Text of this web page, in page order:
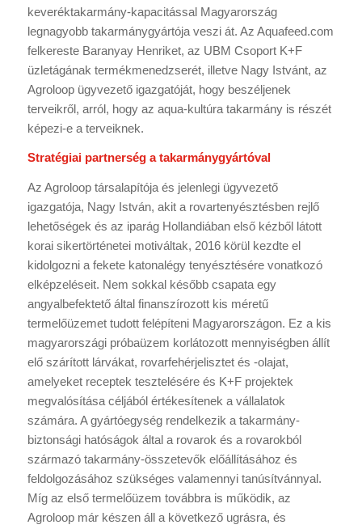
keveréktakarmány-kapacitással Magyarország
legnagyobb takarmánygyártója veszi át. Az Aquafeed.com
felkereste Baranyay Henriket, az UBM Csoport K+F
üzletágának termékmenedzserét, illetve Nagy Istvánt, az
Agroloop ügyvezető igazgatóját, hogy beszéljenek
terveikről, arról, hogy az aqua-kultúra takarmány is részét
képezi-e a terveiknek.
Stratégiai partnerség a takarmánygyártóval
Az Agroloop társalapítója és jelenlegi ügyvezető
igazgatója, Nagy István, akit a rovartenyésztésben rejlő
lehetőségek és az iparág Hollandiában első kézből látott
korai sikertörténetei motiváltak, 2016 körül kezdte el
kidolgozni a fekete katonalégy tenyésztésére vonatkozó
elképzeléseit. Nem sokkal később csapata egy
angyalbefektető által finanszírozott kis méretű
termelőüzemet tudott felépíteni Magyarországon. Ez a kis
magyarországi próbaüzem korlátozott mennyiségben állít
elő szárított lárvákat, rovarfehérjelisztet és -olajat,
amelyeket receptek tesztelésére és K+F projektek
megvalósítása céljából értékesítenek a vállalatok
számára. A gyártóegység rendelkezik a takarmány-
biztonsági hatóságok által a rovarok és a rovarokból
származó takarmány-összetevők előállításához és
feldolgozásához szükséges valamennyi tanúsítvánnyal.
Míg az első termelőüzem továbbra is működik, az
Agroloop már készen áll a következő ugrásra, és